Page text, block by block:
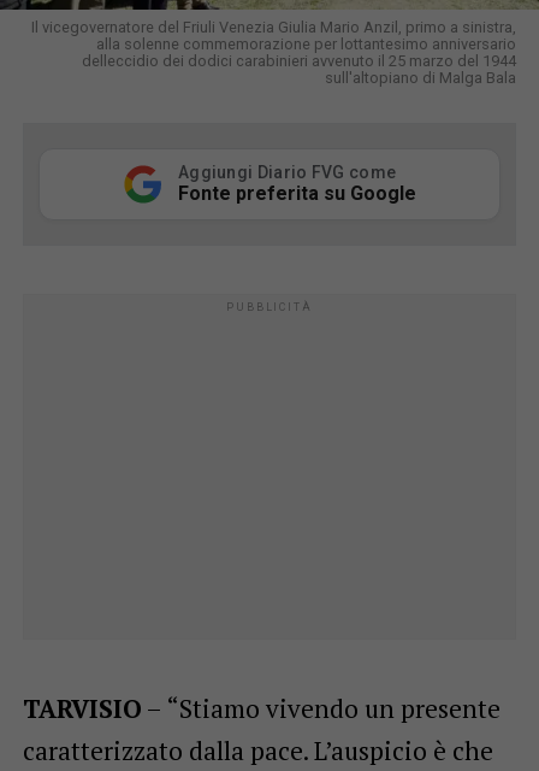
Il vicegovernatore del Friuli Venezia Giulia Mario Anzil, primo a sinistra,
alla solenne commemorazione per lottantesimo anniversario
delleccidio dei dodici carabinieri avvenuto il 25 marzo del 1944
sull'altopiano di Malga Bala
Aggiungi Diario FVG come
Fonte preferita su Google
TARVISIO – “Stiamo vivendo un presente
caratterizzato dalla pace. L’auspicio è che